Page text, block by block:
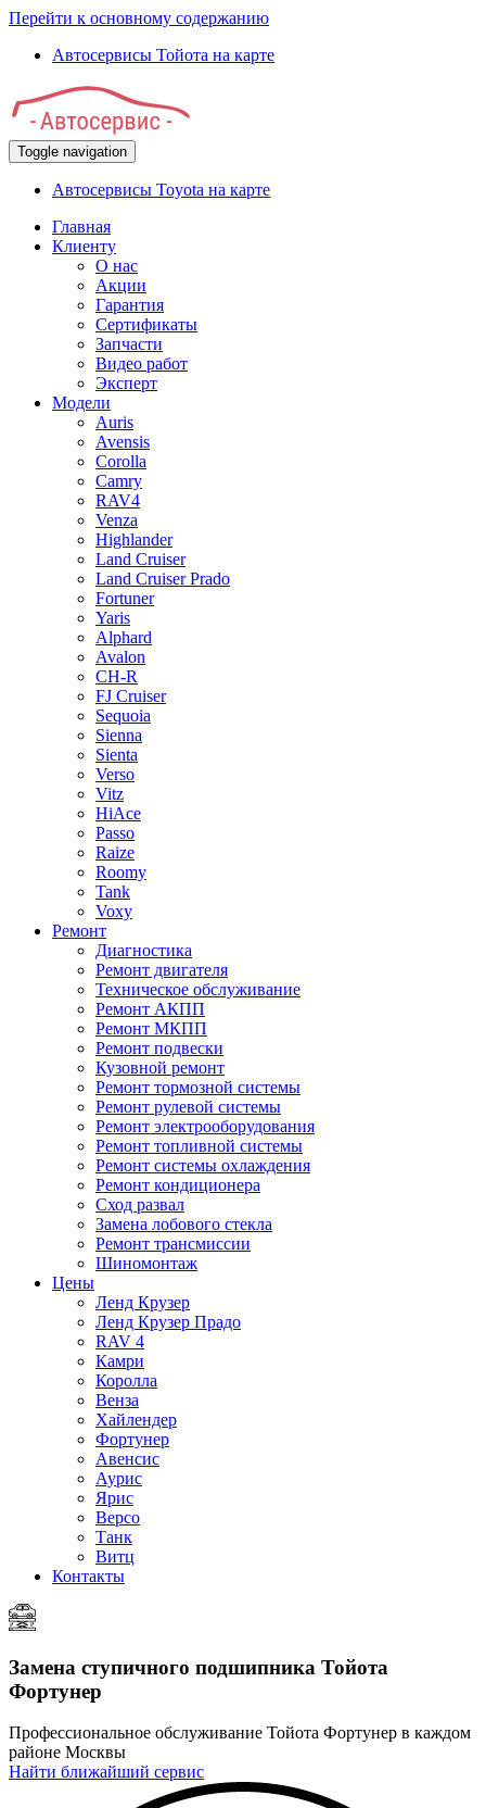
Перейти к основному содержанию
Автосервисы Тойота на карте
Toggle navigation
Автосервисы Toyota на карте
Главная
Клиенту
О нас
Акции
Гарантия
Сертификаты
Запчасти
Видео работ
Эксперт
Модели
Auris
Avensis
Corolla
Camry
RAV4
Venza
Highlander
Land Cruiser
Land Cruiser Prado
Fortuner
Yaris
Alphard
Avalon
CH-R
FJ Cruiser
Sequoia
Sienna
Sienta
Verso
Vitz
HiAce
Passo
Raize
Roomy
Tank
Voxy
Ремонт
Диагностика
Ремонт двигателя
Техническое обслуживание
Ремонт АКПП
Ремонт МКПП
Ремонт подвески
Кузовной ремонт
Ремонт тормозной системы
Ремонт рулевой системы
Ремонт электрооборудования
Ремонт топливной системы
Ремонт системы охлаждения
Ремонт кондиционера
Сход развал
Замена лобового стекла
Ремонт трансмиссии
Шиномонтаж
Цены
Ленд Крузер
Ленд Крузер Прадо
RAV 4
Камри
Королла
Венза
Хайлендер
Фортунер
Авенсис
Аурис
Ярис
Версо
Танк
Витц
Контакты
Замена ступичного подшипника Тойота
Фортунер
Профессиональное обслуживание Тойота Фортунер в каждом
районе Москвы
Найти ближайший сервис